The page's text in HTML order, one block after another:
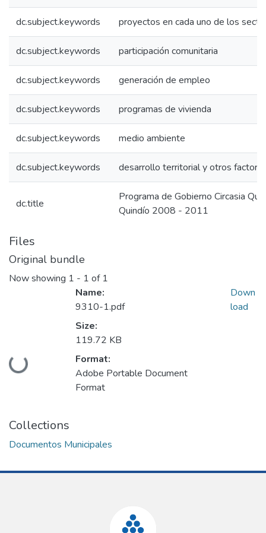
dc.subject.keywords proyectos en cada uno de los
dc.subject.keywords participación comunitaria
dc.subject.keywords generación de empleo
dc.subject.keywords programas de vivienda
dc.subject.keywords medio ambiente
dc.subject.keywords desarrollo territorial y otros
dc.title
Programa de Gobierno Circasia
Quindío 2008 - 2011
Files
Original bundle
Now showing 1 - 1 of 1
Loading...
Name:
9310-1.pdf
Size:
119.72 KB
Format:
Adobe Portable Document
Format
Down
load
Collections
Documentos Municipales